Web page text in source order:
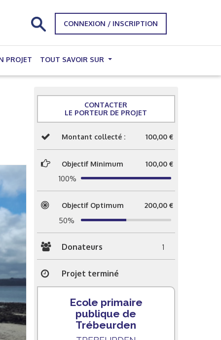
CONNEXION / INSCRIPTION
PROJET TOUT SAVOIR SUR
CONTACTER
LE PORTEUR DE PROJET
Montant collecté : 100,00 €
Objectif Minimum 100,00 €
100%
Objectif Optimum 200,00 €
50%
Donateurs 1
Projet terminé
Ecole primaire
publique de
Trébeurden